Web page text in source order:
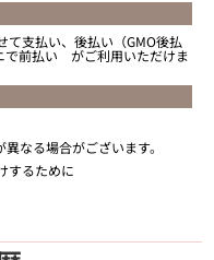
て支払い、後払い（GMO後払
で前払い がご利用いただけま
なる場合がございます。
するために